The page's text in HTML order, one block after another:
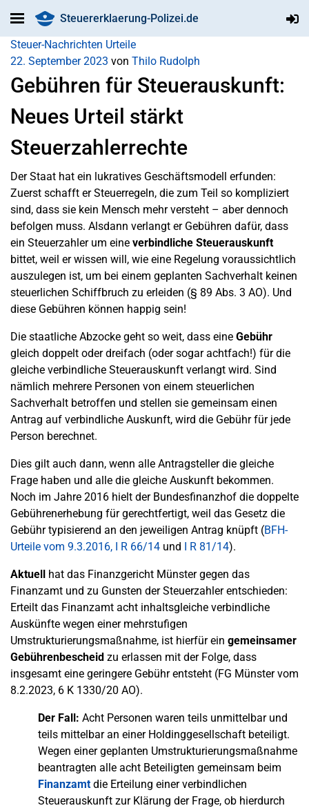
Steuererklaerung-Polizei.de
Steuer-Nachrichten Urteile
22. September 2023 von Thilo Rudolph
Gebühren für Steuerauskunft:
Neues Urteil stärkt
Steuerzahlerrechte
Der Staat hat ein lukratives Geschäftsmodell erfunden:
Zuerst schafft er Steuerregeln, die zum Teil so kompliziert
sind, dass sie kein Mensch mehr versteht – aber dennoch
befolgen muss. Alsdann verlangt er Gebühren dafür, dass
ein Steuerzahler um eine verbindliche Steuerauskunft
bittet, weil er wissen will, wie eine Regelung voraussichtlich
auszulegen ist, um bei einem geplanten Sachverhalt keinen
steuerlichen Schiffbruch zu erleiden (§ 89 Abs. 3 AO). Und
diese Gebühren können happig sein!
Die staatliche Abzocke geht so weit, dass eine Gebühr
gleich doppelt oder dreifach (oder sogar achtfach!) für die
gleiche verbindliche Steuerauskunft verlangt wird. Sind
nämlich mehrere Personen von einem steuerlichen
Sachverhalt betroffen und stellen sie gemeinsam einen
Antrag auf verbindliche Auskunft, wird die Gebühr für jede
Person berechnet.
Dies gilt auch dann, wenn alle Antragsteller die gleiche
Frage haben und alle die gleiche Auskunft bekommen.
Noch im Jahre 2016 hielt der Bundesfinanzhof die doppelte
Gebührenerhebung für gerechtfertigt, weil das Gesetz die
Gebühr typisierend an den jeweiligen Antrag knüpft (BFH-
Urteile vom 9.3.2016, I R 66/14 und I R 81/14).
Aktuell hat das Finanzgericht Münster gegen das
Finanzamt und zu Gunsten der Steuerzahler entschieden:
Erteilt das Finanzamt acht inhaltsgleiche verbindliche
Auskünfte wegen einer mehrstufigen
Umstrukturierungsmaßnahme, ist hierfür ein gemeinsamer
Gebührenbescheid zu erlassen mit der Folge, dass
insgesamt eine geringere Gebühr entsteht (FG Münster vom
8.2.2023, 6 K 1330/20 AO).
Der Fall: Acht Personen waren teils unmittelbar und
teils mittelbar an einer Holdinggesellschaft beteiligt.
Wegen einer geplanten Umstrukturierungsmaßnahme
beantragten alle acht Beteiligten gemeinsam beim
Finanzamtdie Erteilung einer verbindlichen
Steuerauskunft zur Klärung der Frage, ob hierdurch